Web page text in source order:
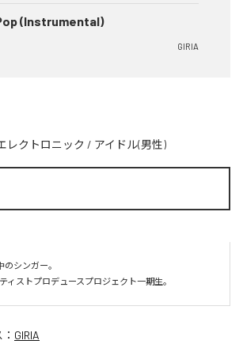
(Instrumental)
GIRIA
レクトロニック / アイドル(男性)
シンガー。
ィストプロデュースプロジェクト一期生。
GIRIA